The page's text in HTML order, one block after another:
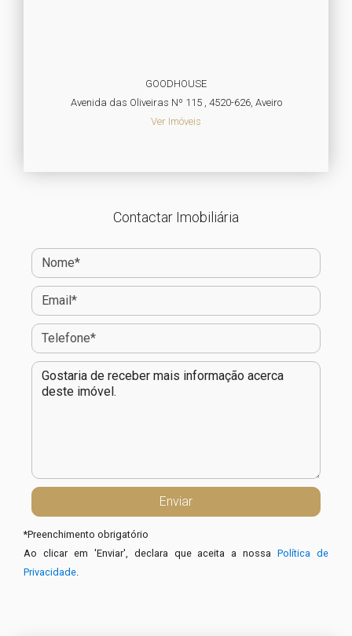
GOODHOUSE
Avenida das Oliveiras Nº 115 , 4520-626, Aveiro
Ver Imóveis
Contactar Imobiliária
*Preenchimento obrigatório
Ao clicar em 'Enviar', declara que aceita a nossaPolítica de
Privacidade